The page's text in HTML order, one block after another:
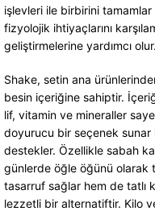
işlevleri ile birbirini tamamlar
fizyolojik ihtiyaçlarını
geliştirmelerine yardımcı olur.
Shake, setin ana
besin içeriğine sahiptir.
lif, vitamin ve mineraller
doyurucu bir seçenek sunar
destekler. Özellikle sabah
günlerde öğle öğünü olarak
tasarruf sağlar hem de tatlı
lezzetli bir alternatiftir. Kilo